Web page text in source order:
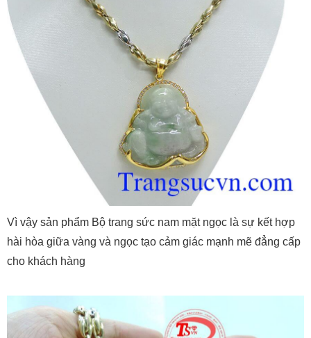
Vì vậy sản phẩm Bộ trang sức nam mặt ngọc là sự kết hợp
hài hòa giữa vàng và ngọc tạo cảm giác mạnh mẽ đẳng cấp
cho khách hàng